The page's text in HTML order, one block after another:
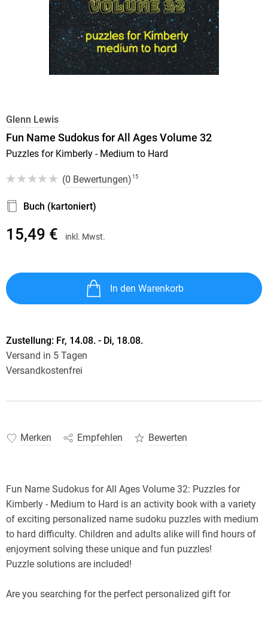
Glenn Lewis
Fun Name Sudokus for All Ages Volume 32
Puzzles for Kimberly - Medium to Hard
(0 Bewertungen) 15
Buch (kartoniert)
15,49 € inkl. Mwst.
In den Warenkorb
Zustellung: Fr, 14.08. - Di, 18.08.
Versand in 5 Tagen
Versandkostenfrei
Merken Empfehlen Bewerten
Fun Name Sudokus for All Ages Volume 32: Puzzles for
Kimberly - Medium to Hard is an activity book with a variety
of exciting personalized name sudoku puzzles with medium
to hard difficulty. Children and adults alike will find hours of
enjoyment solving these unique and fun puzzles!
Puzzle solutions are included!
Are you searching for the perfect personalized gift for